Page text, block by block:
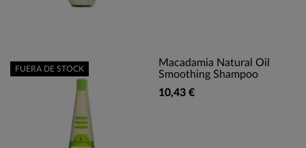
Macadamia Natural Oil
Smoothing Shampoo
10,43 €
FUERA DE STOCK